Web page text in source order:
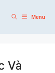
Menu
Và